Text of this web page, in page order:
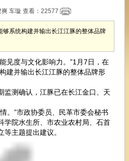
车璇 查看： 22577
系统构建并输出长江江豚的整体品牌
度与文化影响力。”1月7日，在
建并输出长江江豚的整体品牌形
测确认，江豚已在长江金口、天
”市政协委员、民革市委会秘书
学院水生所、市农业农村局、石首
主题提出建议。